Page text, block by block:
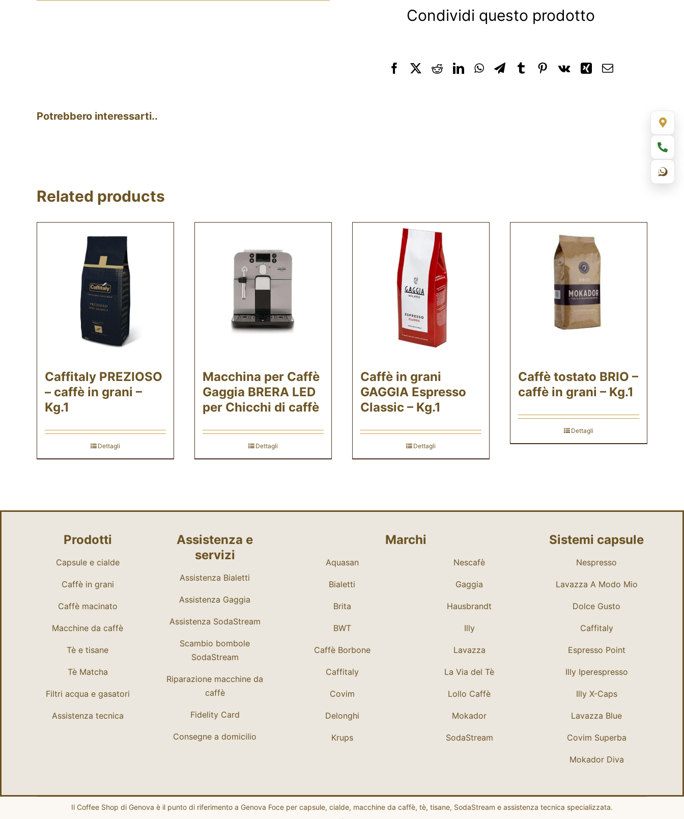
Condividi questo prodotto
Potrebbero interessarti..
Related products
Caffitaly PREZIOSO
– caffè in grani –
Kg.1
Dettagli
Macchina per Caffè
Gaggia BRERA LED
per Chicchi di caffè
Dettagli
Caffè in grani
GAGGIA Espresso
Classic – Kg.1
Dettagli
Caffè tostato BRIO –
caffè in grani – Kg.1
Dettagli
Prodotti
Capsule e cialde
Caffè in grani
Caffè macinato
Macchine da caffè
Tè e tisane
Tè Matcha
Filtri acqua e gasatori
Assistenza tecnica
Assistenza e
servizi
Assistenza Bialetti
Assistenza Gaggia
Assistenza SodaStream
Scambio bombole
SodaStream
Riparazione macchine da
caffè
Fidelity Card
Consegne a domicilio
Marchi
Aquasan
Bialetti
Brita
BWT
Caffè Borbone
Caffitaly
Covim
Delonghi
Krups
Nescafè
Gaggia
Hausbrandt
Illy
Lavazza
La Via del Tè
Lollo Caffè
Mokador
SodaStream
Sistemi capsule
Nespresso
Lavazza A Modo Mio
Dolce Gusto
Caffitaly
Espresso Point
Illy Iperespresso
Illy X-Caps
Lavazza Blue
Covim Superba
Mokador Diva
Il Coffee Shop di Genova è il punto di riferimento a Genova Foce per capsule, cialde, macchine da caffè, tè, tisane, SodaStream e assistenza tecnica specializzata.